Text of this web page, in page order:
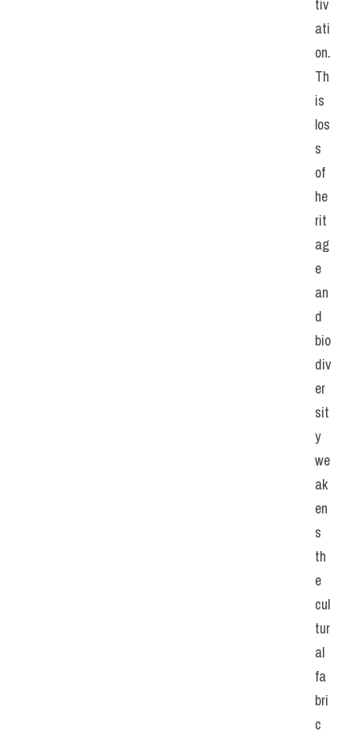
tiv
ati
on.
Th
is
los
s
of
he
rit
ag
e
an
d
bio
div
er
sit
y
we
ak
en
s
th
e
cul
tur
al
fa
bri
c